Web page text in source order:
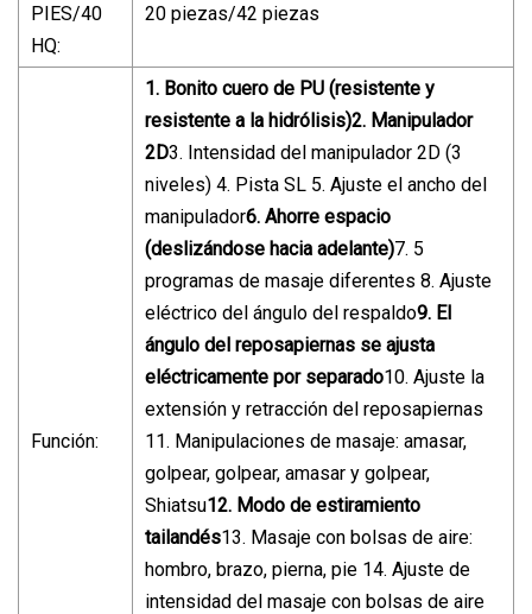
PIES/40
HQ:
20 piezas/42 piezas
Función:
1. Bonito cuero de PU (resistente y
resistente a la hidrólisis)2. Manipulador
2D3. Intensidad del manipulador 2D (3
niveles) 4. Pista SL 5. Ajuste el ancho del
manipulador6. Ahorre espacio
(deslizándose hacia adelante)7. 5
programas de masaje diferentes 8. Ajuste
eléctrico del ángulo del respaldo9. El
ángulo del reposapiernas se ajusta
eléctricamente por separado10. Ajuste la
extensión y retracción del reposapiernas
11. Manipulaciones de masaje: amasar,
golpear, golpear, amasar y golpear,
Shiatsu12. Modo de estiramiento
tailandés13. Masaje con bolsas de aire:
hombro, brazo, pierna, pie 14. Ajuste de
intensidad del masaje con bolsas de aire